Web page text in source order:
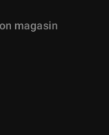
proposées
magasin